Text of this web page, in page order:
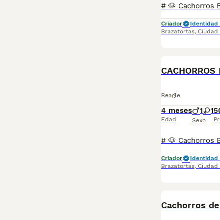
Criador
Identidad
Brazatortas, Ciudad
Beagle
4 meses
Edad
1 1
Sexo
Criador
Identidad
Brazatortas, Ciudad
Cachorros